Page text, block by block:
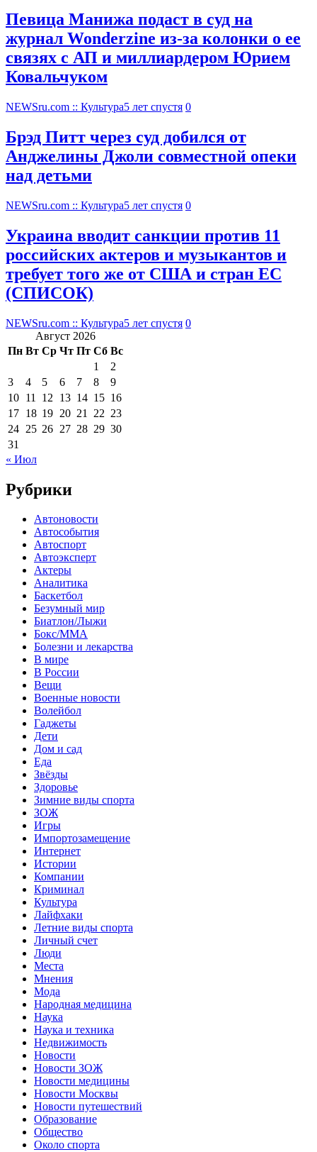
Певица Манижа подаст в суд на
журнал Wonderzine из-за колонки о ее
связях с АП и миллиардером Юрием
Ковальчуком
NEWSru.com :: Культура5 лет спустя 0
Брэд Питт через суд добился от
Анджелины Джоли совместной опеки
над детьми
NEWSru.com :: Культура5 лет спустя 0
Украина вводит санкции против 11
российских актеров и музыкантов и
требует того же от США и стран ЕС
(СПИСОК)
NEWSru.com :: Культура5 лет спустя 0
Август 2026
Пн Вт Ср Чт Пт Сб Вс
1
2
3
4 5 6 7 8
9
10 11 12 13 14 15 16
17 18 19 20 21 22 23
24 25 26 27 28 29 30
31
« Июл
Рубрики
Автоновости
Автособытия
Автоспорт
Автоэксперт
Актеры
Аналитика
Баскетбол
Безумный мир
Биатлон/Лыжи
Бокс/MMA
Болезни и лекарства
В мире
В России
Вещи
Военные новости
Волейбол
Гаджеты
Дети
Дом и сад
Еда
Звёзды
Здоровье
Зимние виды спорта
ЗОЖ
Игры
Импортозамещение
Интернет
Истории
Компании
Криминал
Культура
Лайфхаки
Летние виды спорта
Личный счет
Люди
Места
Мнения
Мода
Народная медицина
Наука
Наука и техника
Недвижимость
Новости
Новости ЗОЖ
Новости медицины
Новости Москвы
Новости путешествий
Образование
Общество
Около спорта